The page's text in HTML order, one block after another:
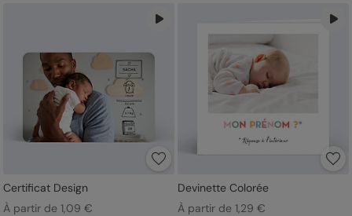
Certificat Design
À partir de 1,09 €
Devinette Colorée
À partir de 1,29 €